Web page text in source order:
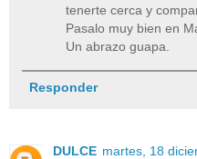
tenerte cerca y
Pasalo muy bien en
Un abrazo guapa.
Responder
DULCE martes, 18